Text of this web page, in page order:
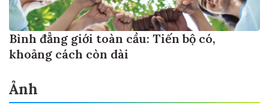
Bình đẳng giới toàn cầu: Tiến bộ có,
khoảng cách còn dài
Ảnh